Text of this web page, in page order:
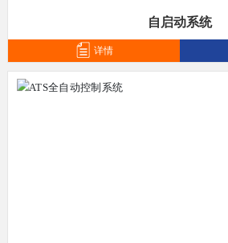
自启动系统
详情